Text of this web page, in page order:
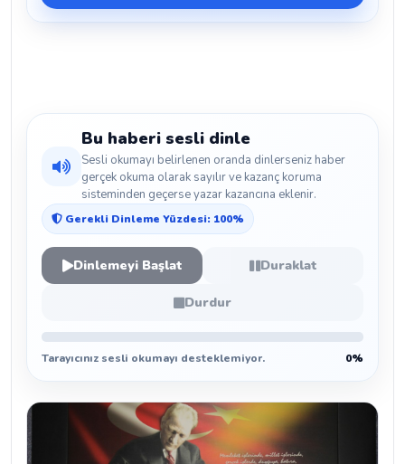
Bu haberi sesli dinle
Sesli okumayı belirlenen oranda dinlerseniz haber
gerçek okuma olarak sayılır ve kazanç koruma
sisteminden geçerse yazar kazancına eklenir.
Gerekli Dinleme Yüzdesi: 100%
Dinlemeyi Başlat Duraklat
Durdur
Tarayıcınız sesli okumayı desteklemiyor. 0%